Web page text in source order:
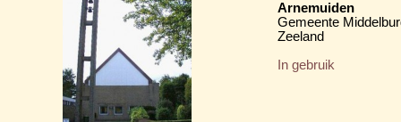
Arnemuiden
Gemeente
Zeeland
In gebruik